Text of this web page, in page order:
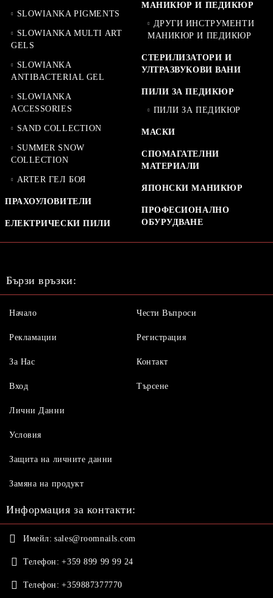
SLOWIANKA PIGMENTS
SLOWIANKA MULTI ART
GELS
SLOWIANKA
ANTIBACTERIAL GEL
SLOWIANKA
ACCESSORIES
SAND COLLECTION
SUMMER SNOW
COLLECTION
ARTER ГЕЛ БОЯ
ПРАХОУЛОВИТЕЛИ
ЕЛЕКТРИЧЕСКИ ПИЛИ
МАНИКЮР И ПЕДИКЮР
ДРУГИ ИНСТРУМЕНТИ
МАНИКЮР И ПЕДИКЮР
СТЕРИЛИЗАТОРИ И
УЛТРАЗВУКОВИ ВАНИ
ПИЛИ ЗА ПЕДИКЮР
ПИЛИ ЗА ПЕДИКЮР
МАСКИ
СПОМАГАТЕЛНИ
МАТЕРИАЛИ
ЯПОНСКИ МАНИКЮР
ПРОФЕСИОНАЛНО
ОБУРУДВАНЕ
Бързи връзки:
Начало
Рекламации
За Нас
Вход
Чести Въпроси
Регистрация
Контакт
Търсене
Лични Данни
Условия
Защита на личните данни
Замяна на продукт
Информация за контакти:
Имейл: sales@roomnails.com
Телефон: +359 899 99 99 24
Телефон: +359887377770